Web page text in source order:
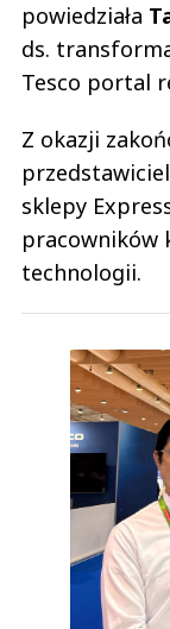
powiedziała
ds.
Tesco portal
Z okazji
sklepy
pracowników
technologii.